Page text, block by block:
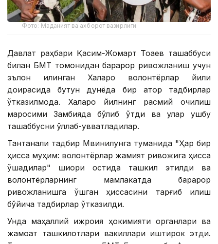
Фото: Маданият ва ахборот вазирлиги
Давлат раҳбари Қасим-Жомарт Тоқаев ташаббуси
билан БМТ томонидан барқарор ривожланиш учун
эълон қилинган Халқаро волонтёрлар йили
доирасида бутун дунёда бир қатор тадбирлар
ўтказилмоқда. Халқаро йилнинг расмий очилиш
маросими Замбияда бўлиб ўтди ва улар ушбу
ташаббусни қўллаб-қувватладилар.
Тантанали тадбир Мвинилунга туманида "Ҳар бир
ҳисса муҳим: волонтёрлар жамият ривожига ҳисса
қўшадилар" шиори остида ташкил этилди ва
волонтёрларнинг мамлакатда барқарор
ривожланишга қўшган ҳиссасини тарғиб қилиш
бўйича тадбирлар ўтказилди.
Унда маҳаллий ижроия ҳокимияти органлари ва
жамоат ташкилотлари вакиллари иштирок этди.